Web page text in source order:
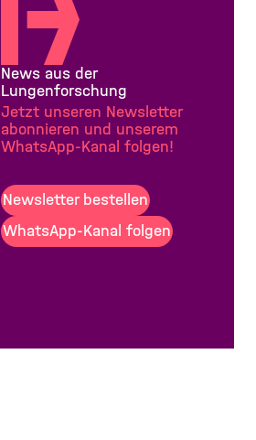
News aus der
Lungenforschung
Jetzt unseren Newsletter
abonnieren und unserem
WhatsApp-Kanal folgen!
Newsletter bestellen
WhatsApp-Kanal folgen